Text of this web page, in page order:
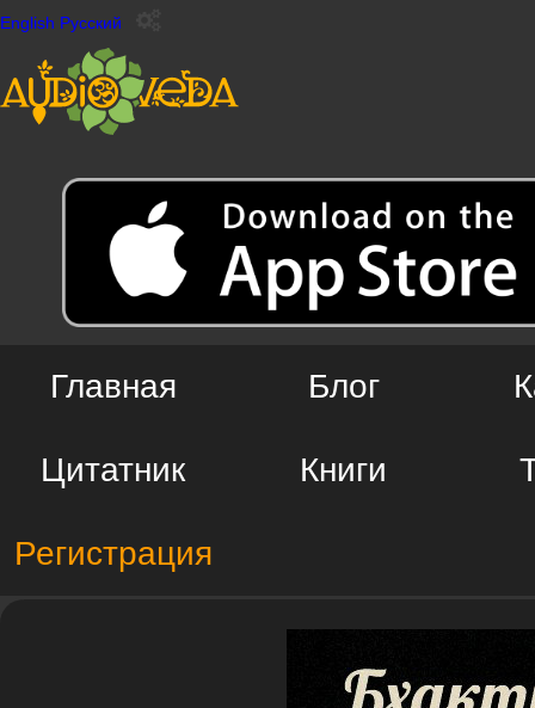
English Русский
Главная Блог
Цитатник Книги
Регистрация